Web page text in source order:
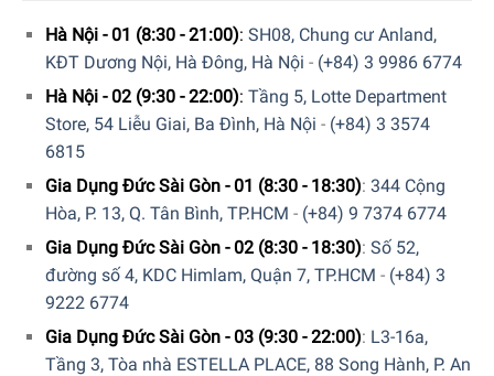
Hà Nội - 01 (8:30 - 21:00): SH08, Chung cư Anland,
KĐT Dương Nội, Hà Đông, Hà Nội - (+84) 3 9986 6774
Hà Nội - 02 (9:30 - 22:00): Tầng 5, Lotte Department
Store, 54 Liễu Giai, Ba Đình, Hà Nội - (+84) 3 3574
6815
Gia Dụng Đức Sài Gòn - 01 (8:30 - 18:30): 344 Cộng
Hòa, P. 13, Q. Tân Bình, TP.HCM - (+84) 9 7374 6774
Gia Dụng Đức Sài Gòn - 02 (8:30 - 18:30): Số 52,
đường số 4, KDC Himlam, Quận 7, TP.HCM - (+84) 3
9222 6774
Gia Dụng Đức Sài Gòn - 03 (9:30 - 22:00): L3-16a,
Tầng 3, Tòa nhà ESTELLA PLACE, 88 Song Hành, P. An